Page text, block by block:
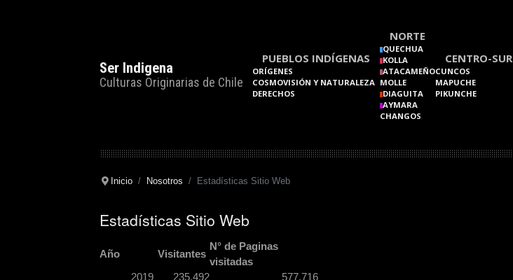
Ser Indigena
Culturas Originarias de Chile
PUEBLOS INDÍGENAS
ORÍGENES
COSMOVISIÓN Y NATURALEZA
DERECHOS
NORTE
QUECHUA
KOLLA
ATACAMEÑO
MOLLE
DIAGUITA
AYMARA
CHANGOS
CENTRO-SUR
CUNCOS
MAPUCHE
PIKUNCHE
Inicio Nosotros Estadísticas Sitio Web
Estadísticas Sitio Web
Año Visitantes
N° de Paginas
visitadas
2019
235.492
577.716